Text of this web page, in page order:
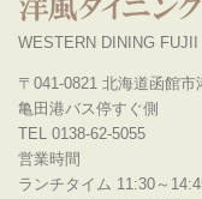
WESTERN DINING FUJII
〒041-0821 北海道函館市
亀田港バス停すぐ側
TEL 0138-62-5055
営業時間
ランチタイム 11:30～